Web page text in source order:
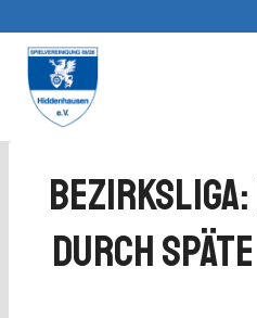
Inhalt
springen
Durch